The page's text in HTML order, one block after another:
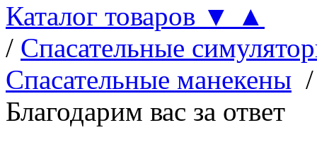
Каталог товаров ▼
▲
/ Спасательные
Спасательные манекены
Благодарим вас за ответ